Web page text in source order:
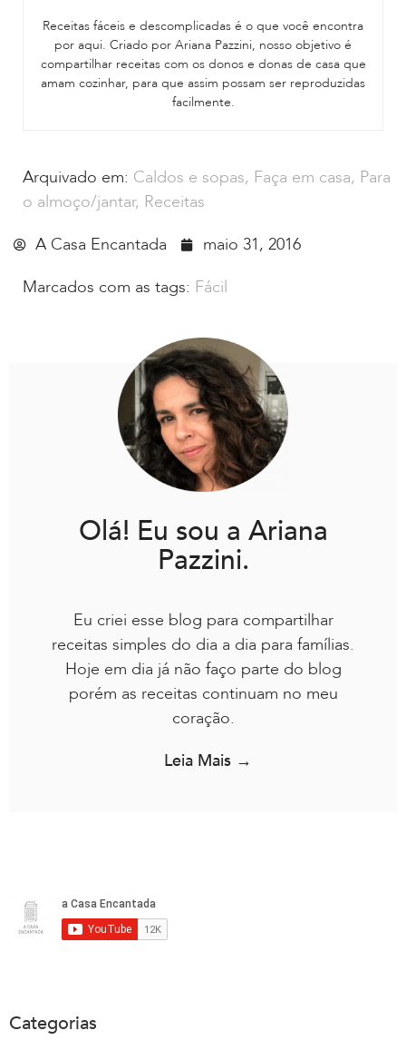
Receitas fáceis e descomplicadas é o que você encontra
por aqui. Criado por Ariana Pazzini, nosso objetivo é
compartilhar receitas com os donos e donas de casa que
amam cozinhar, para que assim possam ser reproduzidas
facilmente.
Arquivado em: Caldos e sopas, Faça em casa, Para
o almoço/jantar, Receitas
A Casa Encantada
maio 31, 2016
Marcados com as tags: Fácil
Olá! Eu sou a Ariana
Pazzini.
Eu criei esse blog para compartilhar
receitas simples do dia a dia para famílias.
Hoje em dia já não faço parte do blog
porém as receitas continuam no meu
coração.
Leia Mais →
Categorias